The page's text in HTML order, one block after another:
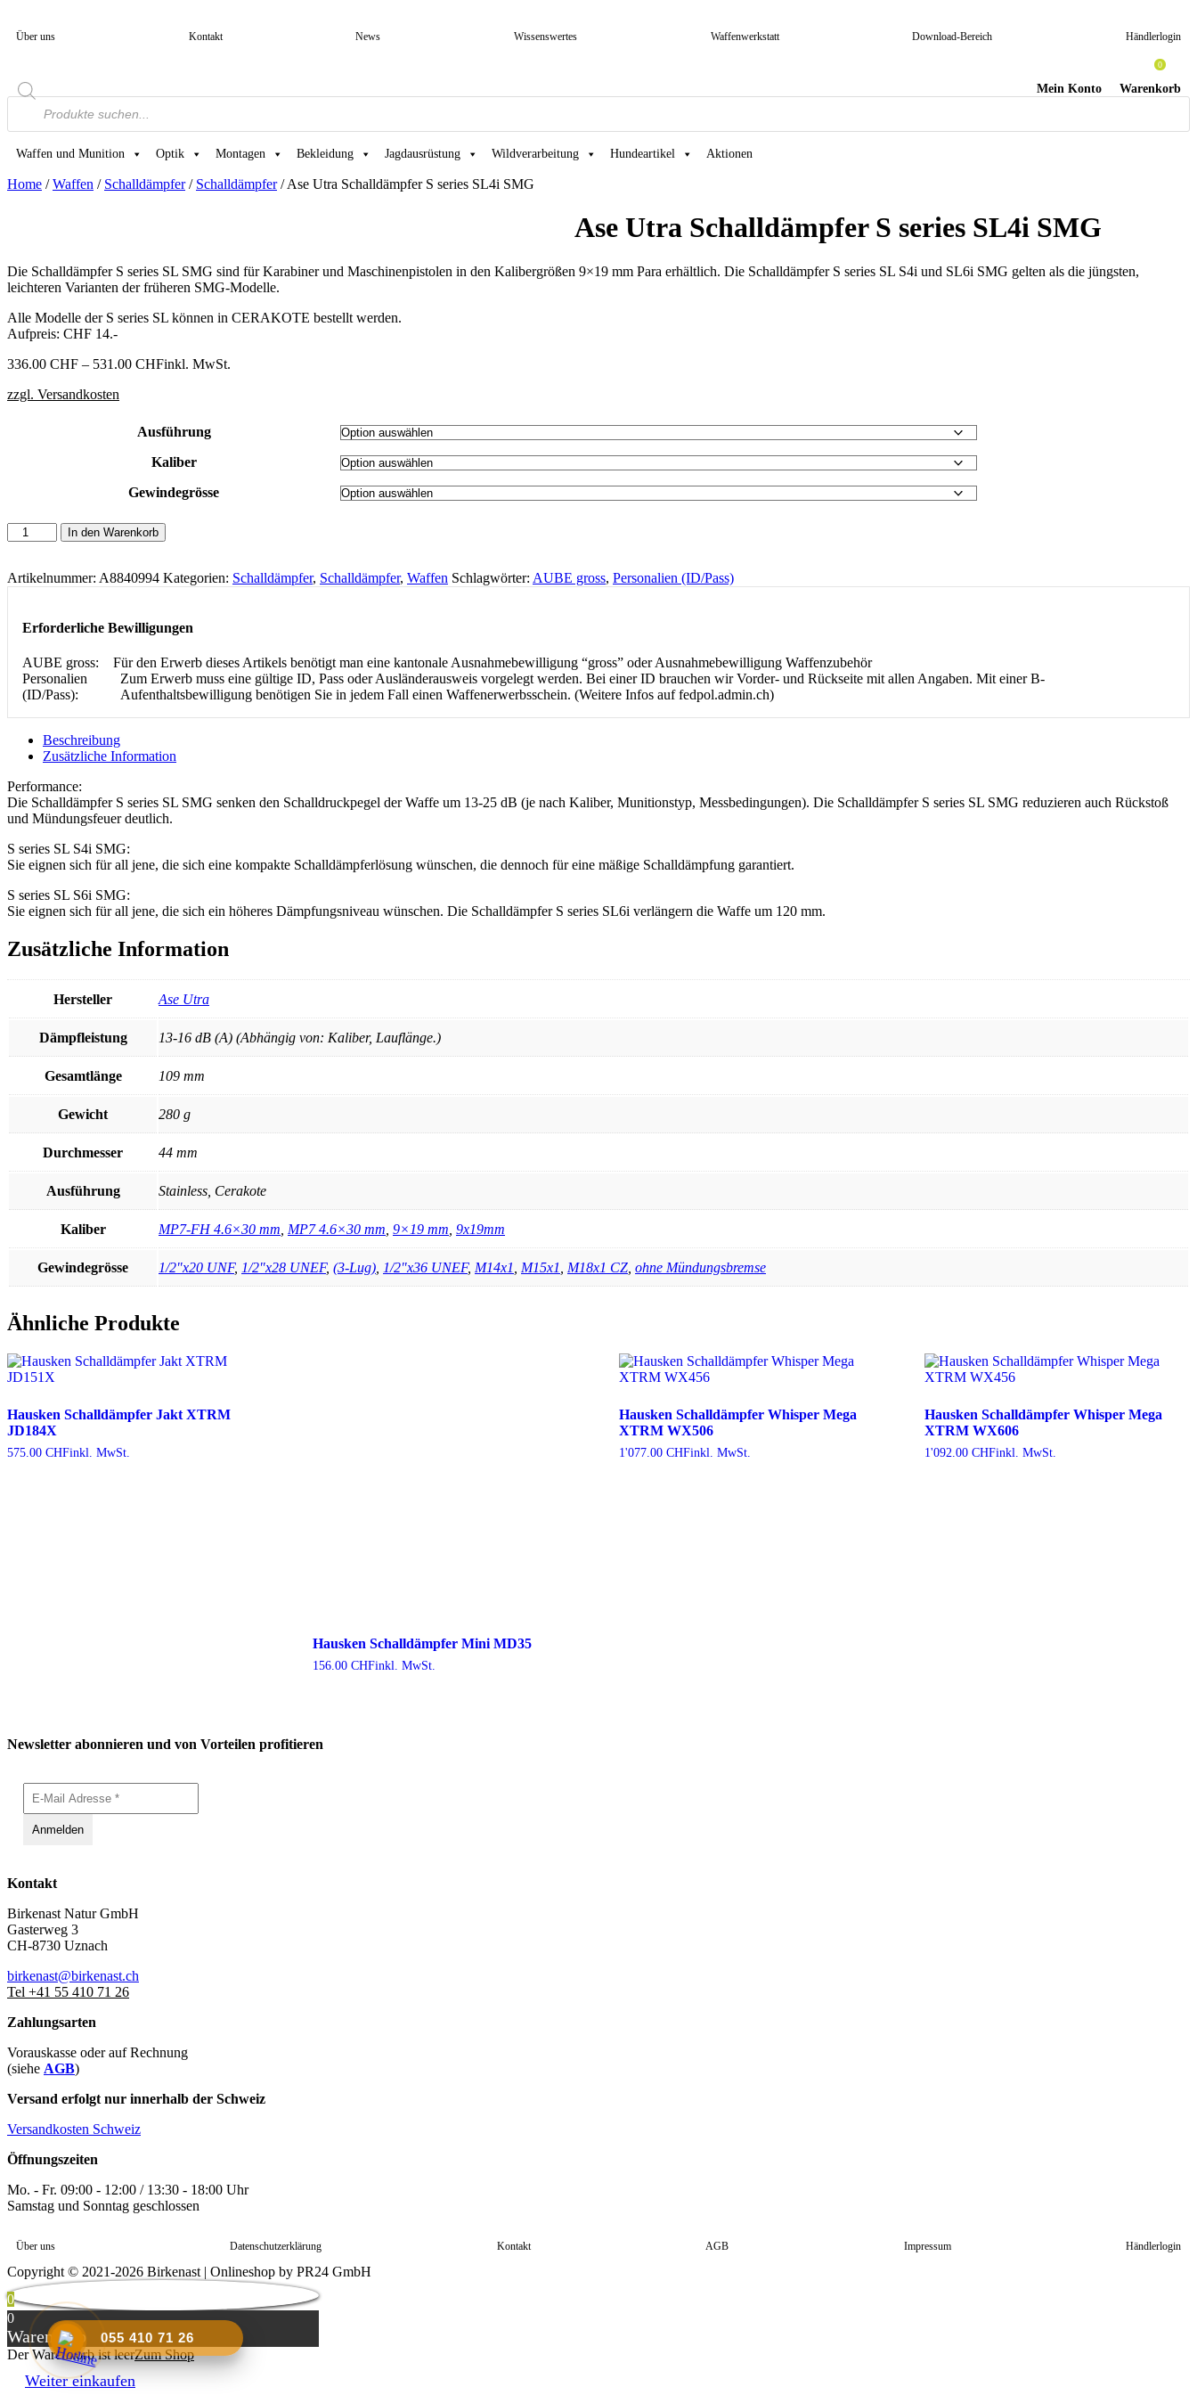
Über uns Kontakt News Wissenswertes Waffenwerkstatt Download-Bereich Händlerlogin
Warenkorb
0
Mein Konto
Products
Waffen und Munition Optik Montagen Bekleidung Jagdausrüstung Wildverarbeitung Hundeartikel Aktionen
Home /Waffen / Schalldämpfer/ Schalldämpfer/ Ase Utra Schalldämpfer S series SL4i SMG
Ase Utra Schalldämpfer S series SL4i SMG
Die Schalldämpfer S series SL SMG sind für Karabiner und Maschinenpistolen in den Kalibergrößen 9×19 mm Para erhältlich. Die Schalldämpfer S series SL S4i und SL6i SMG gelten als die jüngsten,
leichteren Varianten der früheren SMG-Modelle.
Alle Modelle der S series SL können in CERAKOTE bestellt werden.
Aufpreis: CHF 14.-
336.00 CHF – 531.00 CHFPreisspanne:
inkl. MwSt.
zzgl. Versandkosten
Ausführung
Kaliber
Gewindegrösse
Ase
Utra
S
SMG
In den Warenkorb
Artikelnummer: A8840994 Kategorien: Schalldämpfer, Schalldämpfer, Waffen Schlagwörter: AUBE gross, Personalien (ID/Pass)
Erforderliche Bewilligungen
AUBE gross:
Für den Erwerb dieses Artikels benötigt man eine kantonale Ausnahmebewilligung “gross” oder Ausnahmebewilligung Waffenzubehör
Personalien
(ID/Pass):
Zum Erwerb muss eine gültige ID, Pass oder Ausländerausweis vorgelegt werden. Bei einer ID brauchen wir Vorder- und Rückseite mit allen Angaben. Mit einer B-
Aufenthaltsbewilligung benötigen Sie in jedem Fall einen Waffenerwerbsschein. (Weitere Infos auf fedpol.admin.ch)
Beschreibung
Zusätzliche Information
Performance:
Die Schalldämpfer S series SL SMG senken den Schalldruckpegel der Waffe um 13-25 dB (je nach Kaliber, Munitionstyp, Messbedingungen). Die Schalldämpfer S series SL SMG reduzieren auch Rückstoß
und Mündungsfeuer deutlich.
S series SL S4i SMG:
Sie eignen sich für all jene, die sich eine kompakte Schalldämpferlösung wünschen, die dennoch für eine mäßige Schalldämpfung garantiert.
S series SL S6i SMG:
Sie eignen sich für all jene, die sich ein höheres Dämpfungsniveau wünschen. Die Schalldämpfer S series SL6i verlängern die Waffe um 120 mm.
Zusätzliche Information
Hersteller Ase Utra
Dämpfleistung 13-16 dB (A) (Abhängig von: Kaliber, Lauflänge.)
Gesamtlänge 109 mm
Gewicht 280 g
Durchmesser 44 mm
Ausführung Stainless, Cerakote
Kaliber MP7-FH 4.6×30 mm MP7 4.6×30 mm 9×19 mm 9x19mm
Gewindegrösse 1/2"x20 UNF, 1/2"x28 UNEF, (3-Lug) 1/2"x36 UNEF, M14x1 M15x1 M18x1 CZ ohne Mündungsbremse
Ähnliche Produkte
Hausken Schalldämpfer Jakt XTRM
JD184X
575.00 CHFinkl. MwSt.
Hausken Schalldämpfer Mini MD35
156.00CHFinkl. MwSt.
Hausken Schalldämpfer Whisper Mega
XTRM WX506
1'077.00 CHFinkl. MwSt.
Hausken Schalldämpfer Whisper Mega
XTRM WX606
1'092.00 CHFinkl. MwSt.
Newsletter abonnieren und von Vorteilen profitieren
Kontakt
Birkenast Natur GmbH
Gasterweg 3
CH-8730 Uznach
birkenast@birkenast.ch
Tel +41 55 410 71 26
Zahlungsarten
Vorauskasse oder auf Rechnung
(siehe AGB)
Versand erfolgt nur innerhalb der Schweiz
Versandkosten Schweiz
Öffnungszeiten
Mo. - Fr. 09:00 - 12:00 / 13:30 - 18:00 Uhr
Samstag und Sonntag geschlossen
Über uns Datenschutzerklärung Kontakt AGB Impressum Händlerlogin
Copyright © 2021-2026 Birkenast | Onlineshop by PR24 GmbH
055 410 71 26
0
0
Warenkorb
Der Warenkorb ist leerZum Shop
Weiter einkaufen